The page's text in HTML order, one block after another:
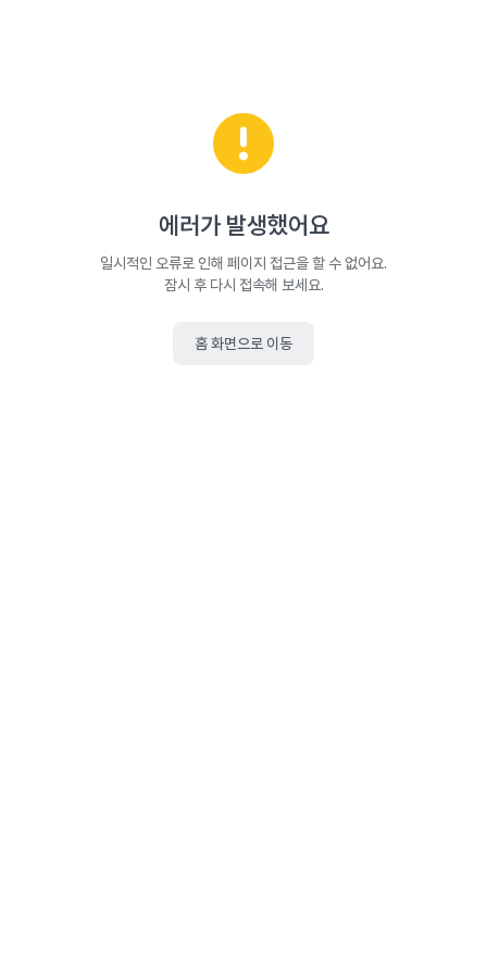
에러가 발생했어요
일시적인 오류로 인해 페이지 접근을 할 수 없어요.
잠시 후 다시 접속해 보세요.
홈 화면으로 이동